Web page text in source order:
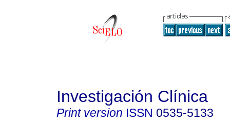
Investigación Clínica
Print version ISSN 0535-5133